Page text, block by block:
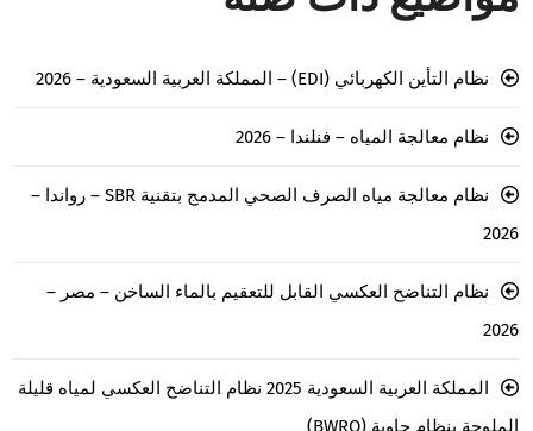
نظام التأين الكهربائي (EDI) – المملكة العربية السعودية – 2026
نظام معالجة المياه – فنلندا – 2026
نظام معالجة مياه الصرف الصحي المدمج بتقنية SBR – رواندا –
2026
نظام التناضح العكسي القابل للتعقيم بالماء الساخن – مصر –
2026
المملكة العربية السعودية 2025 نظام التناضح العكسي لمياه قليلة
الملوحة بنظام حاوية (BWRO)